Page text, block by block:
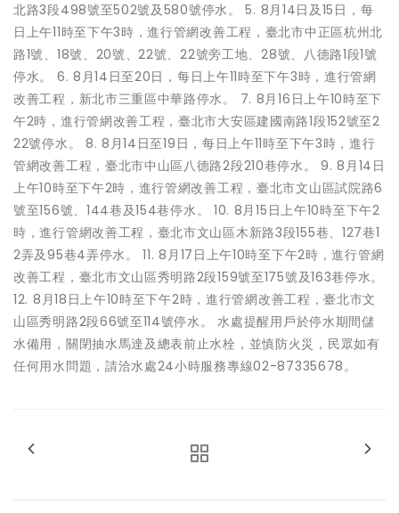
北路3段498號至502號及580號停水。 5. 8月14日及15日，每
日上午11時至下午3時，進行管網改善工程，臺北市中正區杭州北
路1號、18號、20號、22號、22號旁工地、28號、八德路1段1號
停水。 6. 8月14日至20日，每日上午11時至下午3時，進行管網
改善工程，新北市三重區中華路停水。 7. 8月16日上午10時至下
午2時，進行管網改善工程，臺北市大安區建國南路1段152號至2
22號停水。 8. 8月14日至19日，每日上午11時至下午3時，進行
管網改善工程，臺北市中山區八德路2段210巷停水。 9. 8月14日
上午10時至下午2時，進行管網改善工程，臺北市文山區試院路6
號至156號、144巷及154巷停水。 10. 8月15日上午10時至下午2
時，進行管網改善工程，臺北市文山區木新路3段155巷、127巷1
2弄及95巷4弄停水。 11. 8月17日上午10時至下午2時，進行管網
改善工程，臺北市文山區秀明路2段159號至175號及163巷停水。
12. 8月18日上午10時至下午2時，進行管網改善工程，臺北市文
山區秀明路2段66號至114號停水。 水處提醒用戶於停水期間儲
水備用，關閉抽水馬達及總表前止水栓，並慎防火災，民眾如有
任何用水問題，請洽水處24小時服務專線02-87335678。